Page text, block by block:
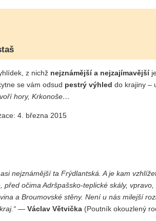
z nichž nejznámější a nejzajímavější
se vám odsud pestrý výhled do krajiny –
hory, Krkonoše…
4. března 2015
nejznámější ta Frýdlantská. A je kam
očima Adršpašsko-teplické skály, vpravo,
a Broumovské stěny. Není u nás milejší
— Václav Větvička (Poutník okouzlený